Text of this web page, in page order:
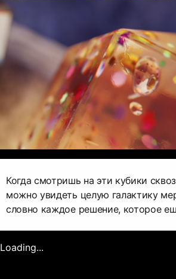
Когда смотришь на эти кубики
можно увидеть целую галактику
словно каждое решение, которое
Loading...